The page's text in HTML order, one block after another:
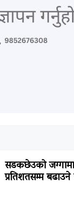
सडकछेउको
प्रतिशतसम्म बढाउने